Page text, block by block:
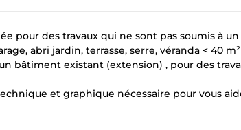
pour des travaux qui ne sont pas soumis à
abri jardin, terrasse, serre, véranda < 40
bâtiment existant (extension) , pour des
et graphique nécessaire pour vous